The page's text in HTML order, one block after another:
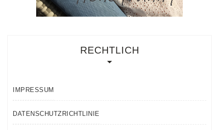
RECHTLICH
IMPRESSUM
DATENSCHUTZRICHTLINIE